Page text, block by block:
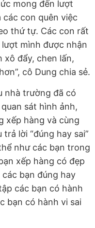
mong đến lượt
con quên việc
thứ tự. Các con rất
mình được nhận
xô đẩy, chen lấn,
cô Dung chia sẻ.
nhà trường đã có
sát hình ảnh,
xếp hàng và cùng
lời “đúng hay sai”
như các bạn trong
xếp hàng có đẹp
bạn đúng hay
các bạn có hành
bạn có hành vi sai